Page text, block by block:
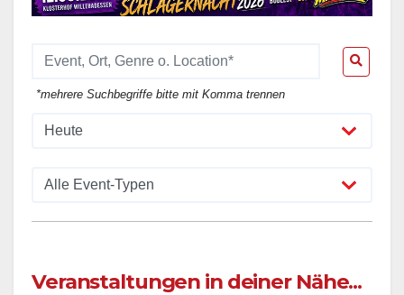
*mehrere Suchbegriffe bitte mit Komma trennen
Veranstaltungen in deiner Nähe...